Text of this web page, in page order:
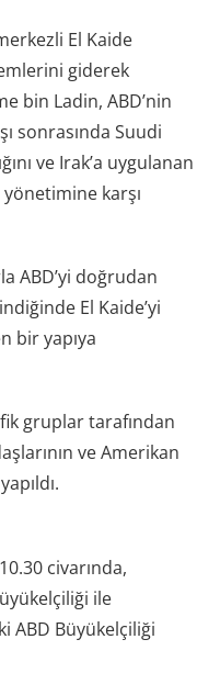
El Kaide
giderek
bin Ladin, ABD’nin
sonrasında Suudi
ve Irak’a uygulanan
karşı
ABD’yi doğrudan
El Kaide’yi
bir yapıya
gruplar tarafından
ve Amerikan
civarında,
ile
ABD Büyükelçiliği